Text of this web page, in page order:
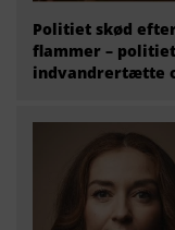
Politiet skød
flammer –
indvandrertætte